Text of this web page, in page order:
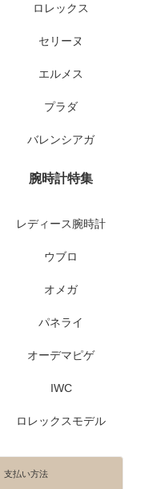
ロレックス
セリーヌ
エルメス
プラダ
バレンシアガ
腕時計特集
レディース腕時計
ウブロ
オメガ
パネライ
オーデマピゲ
IWC
ロレックスモデル
支払い方法